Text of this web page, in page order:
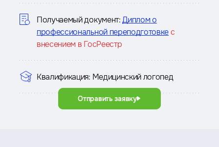
курсеПолучаемый документ: Диплом о
профессиональной переподготовкес
внесением в ГосРеестр
Квалификация: Медицинский логопед
Отправить заявку